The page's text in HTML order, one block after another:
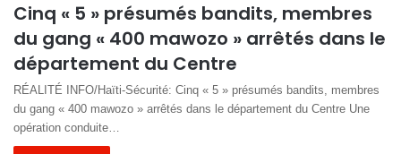
Cinq « 5 » présumés bandits, membres
du gang « 400 mawozo » arrêtés dans le
département du Centre
RÉALITÉ INFO/Haïti-Sécurité: Cinq « 5 » présumés bandits, membres
du gang « 400 mawozo » arrêtés dans le département du Centre Une
opération conduite…